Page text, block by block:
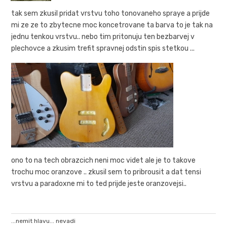
tak sem zkusil pridat vrstvu toho tonovaneho spraye a prijde
mi ze ze to zbytecne moc koncetrovane ta barva to je tak na
jednu tenkou vrstvu.. nebo tim pritonuju ten bezbarvej v
plechovce a zkusim trefit spravnej odstin spis stetkou ...
ono to na tech obrazcich neni moc videt ale je to takove
trochu moc oranzove .. zkusil sem to pribrousit a dat tensi
vrstvu a paradoxne mi to ted prijde jeste oranzovejsi..
...nemit hlavu... nevadi